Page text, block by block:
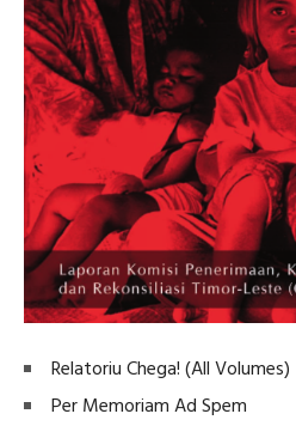
Relatoriu Chega! (All Volumes)
Per Memoriam Ad Spem